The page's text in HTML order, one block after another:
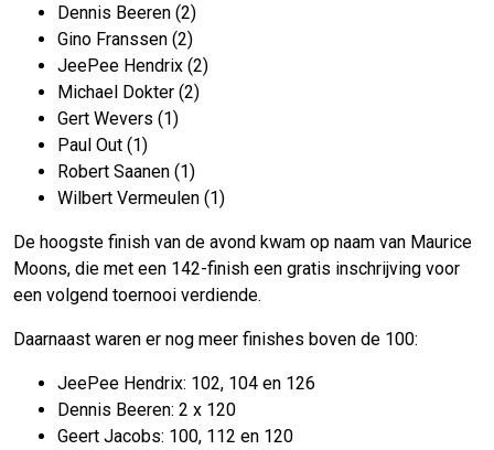
Dennis Beeren (2)
Gino Franssen (2)
JeePee Hendrix (2)
Michael Dokter (2)
Gert Wevers (1)
Paul Out (1)
Robert Saanen (1)
Wilbert Vermeulen (1)
De hoogste finish van de avond kwam op naam van Maurice
Moons, die met een 142-finish een gratis inschrijving voor
een volgend toernooi verdiende.
Daarnaast waren er nog meer finishes boven de 100:
JeePee Hendrix: 102, 104 en 126
Dennis Beeren: 2 x 120
Geert Jacobs: 100, 112 en 120